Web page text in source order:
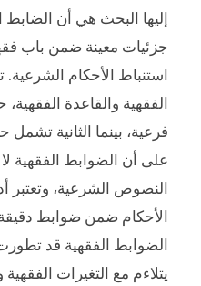
إليها البحث هي أن
جزئيات معينة ضمن باب
استنباط الأحكام الشرعية.
الفقهية والقاعدة
فرعية، بينما الثانية
على أن الضوابط الفقهية
النصوص الشرعية، وتعتبر
الأحكام ضمن ضوابط
الضوابط الفقهية قد
يتلاءم مع التغيرات الفقهية